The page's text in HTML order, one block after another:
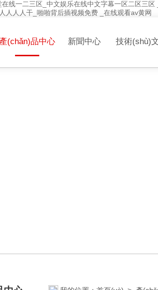
线一二三区_中文娱乐在线中文字幕一区二区三
人人人干_啪啪背后插视频免费 _在线观看av黄网
產(chǎn)品中心 新聞中心 技術(shù)